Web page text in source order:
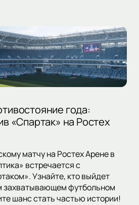
года:
«Спартак» на Ростех
матчу на Ростех Арене в
встречается с
Узнайте, кто выйдет
захватывающем футбольном
шанс стать частью истории!